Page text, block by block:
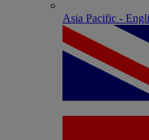
Asia Pacific -